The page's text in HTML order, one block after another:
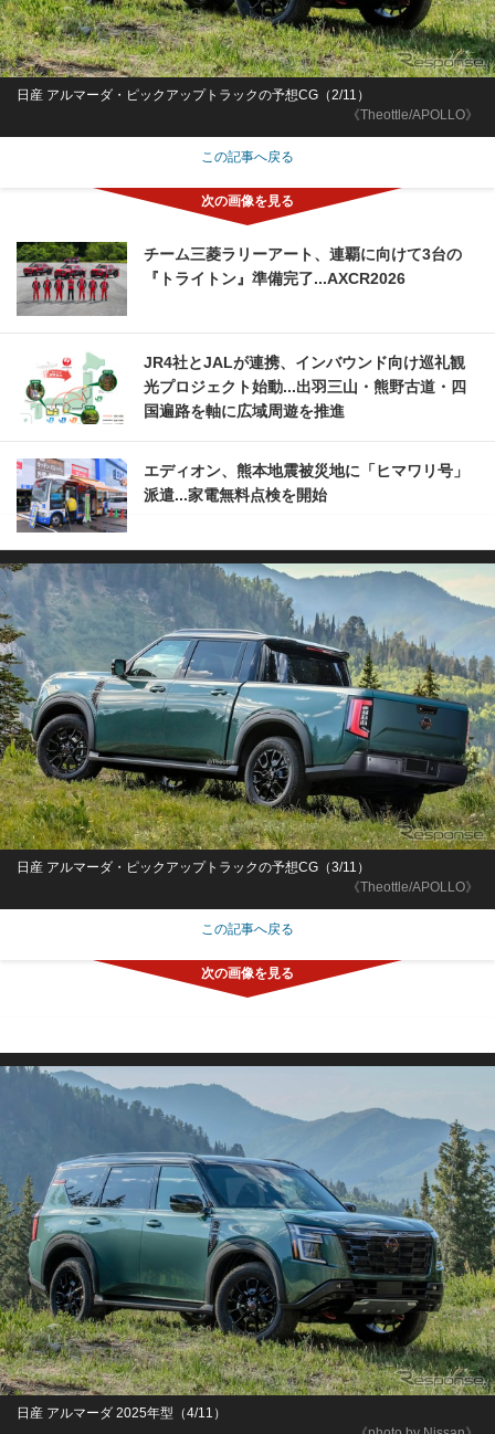
《Theottle/APOLLO》
日産 アルマーダ・ピックアップトラックの予想CG（2/11）
この記事へ戻る
チーム三菱ラリーアート、連覇に向けて3台の
『トライトン』準備完了...AXCR2026
JR4社とJALが連携、インバウンド向け巡礼観
光プロジェクト始動...出羽三山・熊野古道・四
国遍路を軸に広域周遊を推進
エディオン、熊本地震被災地に「ヒマワリ号」
派遣...家電無料点検を開始
《Theottle/APOLLO》
日産 アルマーダ・ピックアップトラックの予想CG（3/11）
この記事へ戻る
日産 アルマーダ 2025年型（4/11）